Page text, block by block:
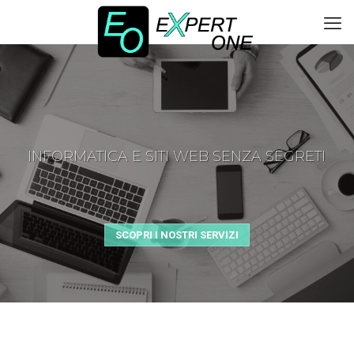
INFORMATICA E SITI WEB SENZA SEGRETI
SCOPRI I NOSTRI SERVIZI